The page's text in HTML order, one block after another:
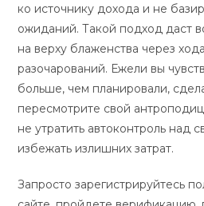
ко источнику дохода и не
ожиданий. Такой подход даст
на верху блаженства через
разочарований. Ежели вы
больше, чем планировали,
пересмотрите свой
не утратить автоконтроль над
избежать излишних затрат.
Запросто зарегистрируйтесь